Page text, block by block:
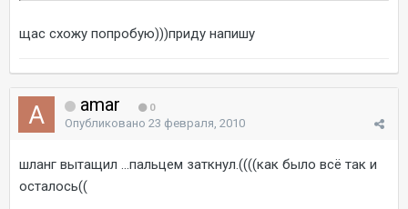
щас схожу попробую)))приду напишу
amar 0
Опубликовано 23 февраля, 2010
шланг вытащил ...пальцем заткнул.((((как было всё так и
осталось((